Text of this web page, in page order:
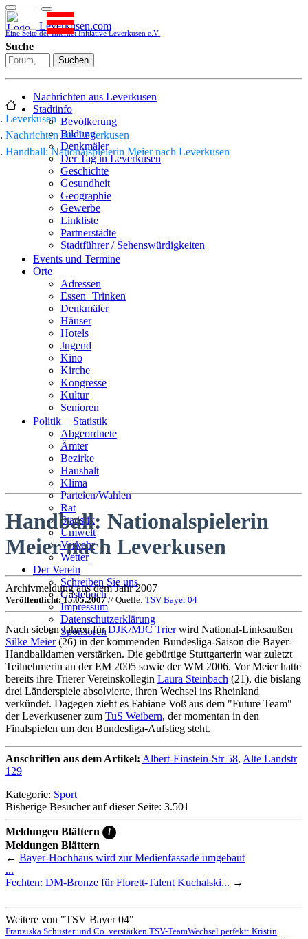
Leverkusen.com
Eine Seite der Internet Initiative Leverkusen e.V.
Suche
Suchen
Nachrichten aus Leverkusen
Stadtinfo
Bevölkerung
Bildung
Denkmäler
Der Tag in Leverkusen
Geschichte
Gesundheit
Geographie
Gewerbe
Linkliste
Partnerstädte
Stadtführer / Sehenswürdigkeiten
Stadtplan
Sport
Who is who
Wohnen
Events und Termine
Orte
Adressen
Essen+Trinken
Denkmäler
Häuser
Hotels
Jugend
Kino
Kirche
Kongresse
Kultur
Senioren
Stadtführer
Straßen
Politik + Statistik
Abgeordnete
Ämter
Bezirke
Haushalt
Klima
Parteien/Wahlen
Rat
Statistik
Umwelt
Verkehr
Wetter
Der Verein
Schreiben Sie uns
Gästebuch
Impressum
Datenschutzerklärung
Sponsoren
Leverkusen
Nachrichten aus Leverkusen
Handball: Nationalspielerin Meier nach Leverkusen
Handball: Nationalspielerin
Meier nach Leverkusen
Archivmeldung aus dem Jahr 2007
Veröffentlicht: 15.05.2007// Quelle: TSV Bayer 04
Nach sieben Jahren fürDJK/MJC Trierwird National-Linksaußen
Silke Meier(26) in der kommenden Bundesliga-Saison die Bayer-
Handballdamen verstärken. Die gebürtige Stuttgarterin war zuletzt
Teilnehmerin an der EM 2005 sowie der WM 2006. Vor Meier hatte
bereits ihre Trierer Vereinskollegin Laura Steinbach (21), die bislang
drei Länderspiele absolvierte, ihren Wechsel ins Rheinland
verkündet. Dagegen zieht es Fabiane Voß aus dem "Future Team"
der Leverkusener zum TuS Weibern, der momentan in den
Finalspielen um den Bundesliga-Aufstieg steht.
Anschriften aus dem Artikel: Albert-Einstein-Str 58, Alte Landstr
129
Kategorie: Sport
Bisherige Besucher auf dieser Seite: 3.501
Meldungen Blättern i
Meldungen Blättern
← Bayer-Hochhaus wird zur Medienfassade umgebaut
...
Fechten: DM-Bronze für Florett-Talent Kuchalski... →
Weitere von "TSV Bayer 04"
Franziska Schuster und Co. verstärken TSV-TeamWechsel perfekt: Kristin